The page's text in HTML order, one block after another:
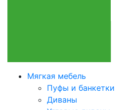
Мягкая мебель
Пуфы и банкетки
Диваны